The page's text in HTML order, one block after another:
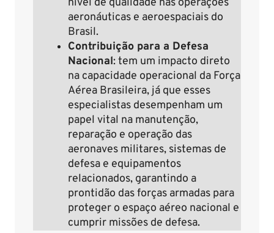
nível de qualidade nas operações
aeronáuticas e aeroespaciais do
Brasil.
Contribuição para a Defesa
Nacional: tem um impacto direto
na capacidade operacional da Força
Aérea Brasileira, já que esses
especialistas desempenham um
papel vital na manutenção,
reparação e operação das
aeronaves militares, sistemas de
defesa e equipamentos
relacionados, garantindo a
prontidão das forças armadas para
proteger o espaço aéreo nacional e
cumprir missões de defesa.